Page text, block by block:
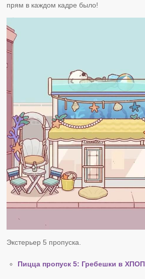
прям в каждом кадре было!
Экстерьер 5 пропуска.
Пицца пропуск 5: Гребешки в ХПОП